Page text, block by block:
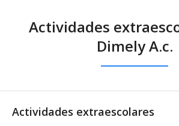
Actividades
Dimely A.c.
Actividades extraescolares